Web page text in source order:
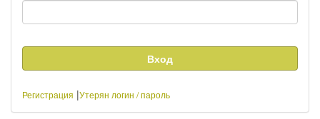
Регистрация |Утерян логин / пароль